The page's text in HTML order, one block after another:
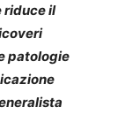
riduce il
patologie